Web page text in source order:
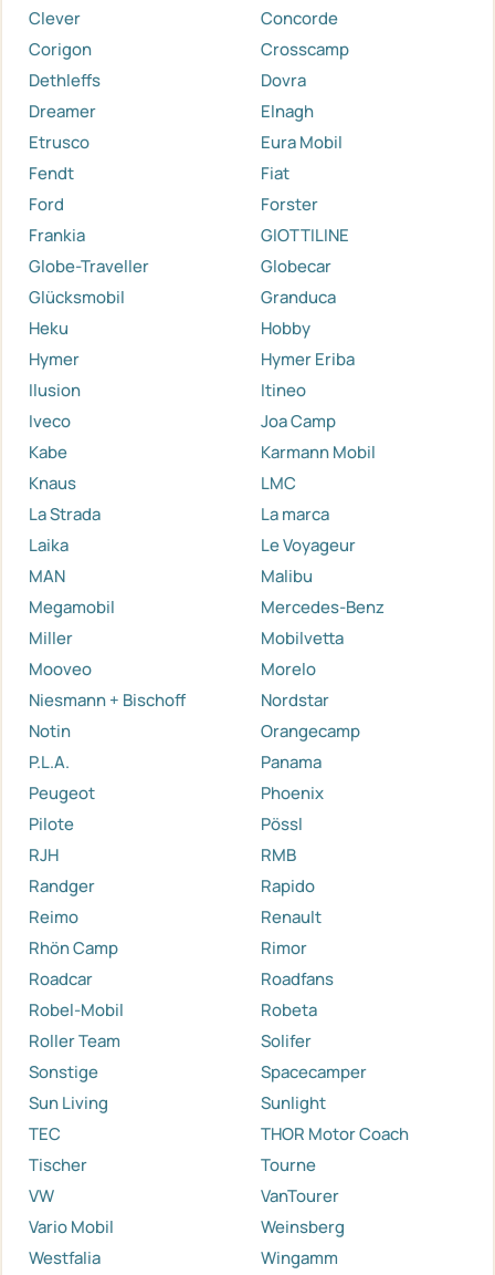
Clever
Concorde
Corigon
Crosscamp
Dethleffs
Dovra
Dreamer
Elnagh
Etrusco
Eura Mobil
Fendt
Fiat
Ford
Forster
Frankia
GIOTTILINE
Globe-Traveller
Globecar
Glücksmobil
Granduca
Heku
Hobby
Hymer
Hymer Eriba
Ilusion
Itineo
Iveco
Joa Camp
Kabe
Karmann Mobil
Knaus
LMC
La Strada
La marca
Laika
Le Voyageur
MAN
Malibu
Megamobil
Mercedes-Benz
Miller
Mobilvetta
Mooveo
Morelo
Niesmann + Bischoff
Nordstar
Notin
Orangecamp
P.L.A.
Panama
Peugeot
Phoenix
Pilote
Pössl
RJH
RMB
Randger
Rapido
Reimo
Renault
Rhön Camp
Rimor
Roadcar
Roadfans
Robel-Mobil
Robeta
Roller Team
Solifer
Sonstige
Spacecamper
Sun Living
Sunlight
TEC
THOR Motor Coach
Tischer
Tourne
VW
VanTourer
Vario Mobil
Weinsberg
Westfalia
Wingamm